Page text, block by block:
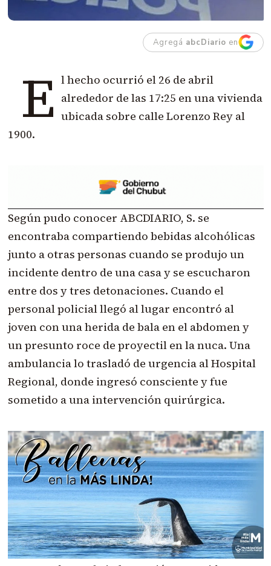
Agregá abcDiario en
E l hecho ocurrió el 26 de abril
alrededor de las 17:25 en una vivienda
ubicada sobre calle Lorenzo Rey al
1900.
Según pudo conocer ABCDIARIO, S. se
encontraba compartiendo bebidas alcohólicas
junto a otras personas cuando se produjo un
incidente dentro de una casa y se escucharon
entre dos y tres detonaciones. Cuando el
personal policial llegó al lugar encontró al
joven con una herida de bala en el abdomen y
un presunto roce de proyectil en la nuca. Una
ambulancia lo trasladó de urgencia al Hospital
Regional, donde ingresó consciente y fue
sometido a una intervención quirúrgica.